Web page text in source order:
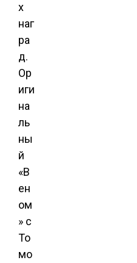
х
наг
ра
д.
Ор
иги
на
ль
ны
й
«В
ен
ом
» с
То
мо